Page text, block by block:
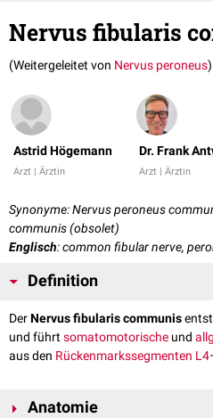
Nervus fibularis
(Weitergeleitet von Nervus peroneus)
Astrid Högemann
Arzt | Ärztin
Dr. Frank
Arzt | Ärztin
Synonyme: Nervus peroneus
communis (obsolet)
Englisch: common fibular nerve,
Definition
DerNervus fibularis communis
und führtsomatomotorische und
aus den Rückenmarkssegmenten L4
Anatomie